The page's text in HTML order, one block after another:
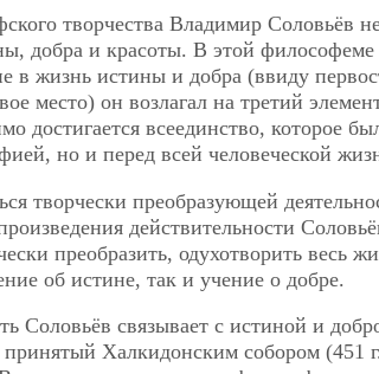
творчества Владимир Соловьёв
добра и красоты. В этой философеме
в жизнь истины и добра (ввиду
место) он возлагал на третий
достигается всеединство, которое
но и перед всей человеческой
творчески преобразующей
действительности
преобразить, одухотворить весь
об истине, так и учение о добре.
Соловьёв связывает с истиной и
Халкидонским собором (451